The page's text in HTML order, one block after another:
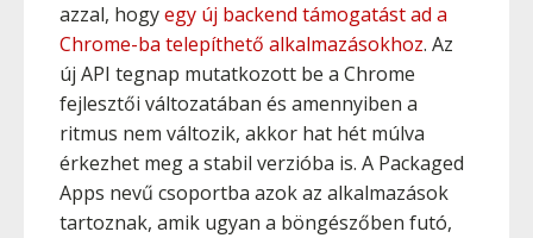
azzal, hogyegy új backend támogatást ad a
Chrome-ba telepíthető alkalmazásokhoz. Az
új API tegnap mutatkozott be a Chrome
fejlesztői változatában és amennyiben a
ritmus nem változik, akkor hat hét múlva
érkezhet meg a stabil verzióba is. A Packaged
Apps nevű csoportba azok az alkalmazások
tartoznak, amik ugyan a böngészőben futó,